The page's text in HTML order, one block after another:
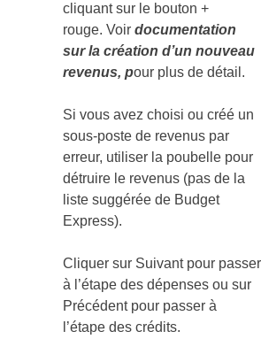
cliquant sur le bouton +
rouge. Voir documentation
sur la création d’un nouveau
revenus, pour plus de détail.
Si vous avez choisi ou créé un
sous-poste de revenus par
erreur, utiliser la poubelle pour
détruire le revenus (pas de la
liste suggérée de Budget
Express).
Cliquer sur Suivant pour passer
à l’étape des dépenses ou sur
Précédent pour passer à
l’étape des crédits.